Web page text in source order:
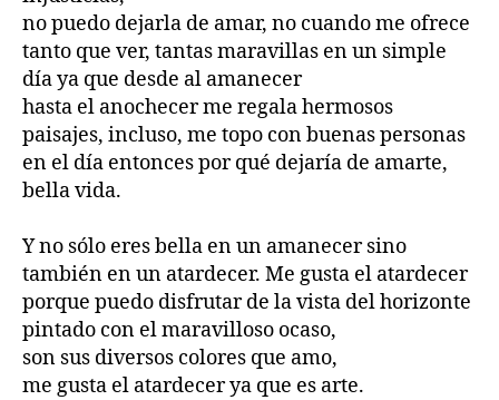
no puedo dejarla de amar, no cuando me ofrece
tanto que ver, tantas maravillas en un simple
día ya que desde al amanecer
hasta el anochecer me regala hermosos
paisajes, incluso, me topo con buenas personas
en el día entonces por qué dejaría de amarte,
bella vida.
Y no sólo eres bella en un amanecer sino
también en un atardecer. Me gusta el atardecer
porque puedo disfrutar de la vista del horizonte
pintado con el maravilloso ocaso,
son sus diversos colores que amo,
me gusta el atardecer ya que es arte.